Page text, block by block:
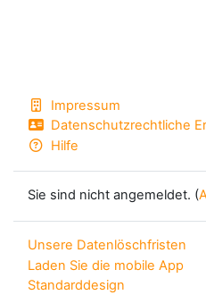
Impressum
Datenschutzrechtliche
Hilfe
Sie sind nicht angemeldet. (
Unsere Datenlöschfristen
Laden Sie die mobile App
Standarddesign